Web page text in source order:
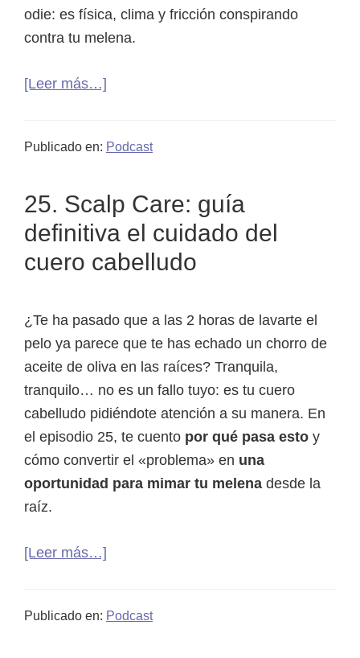
errores)
odie: es física, clima y fricción conspirando
contra tu melena.
[Leer más…]
Operación
frizz:
salvar
tus
del
invierno
Publicado en: Podcast
25. Scalp Care: guía
definitiva el cuidado del
cuero cabelludo
¿Te ha pasado que a las 2 horas de lavarte el
pelo ya parece que te has echado un chorro de
aceite de oliva en las raíces? Tranquila,
tranquilo… no es un fallo tuyo: es tu cuero
cabelludo pidiéndote atención a su manera. En
el episodio 25, te cuento por qué pasa esto y
cómo convertir el «problema» en una
oportunidad para mimar tu melena desde la
raíz.
[Leer más…]
Scalp
Publicado en: Podcast